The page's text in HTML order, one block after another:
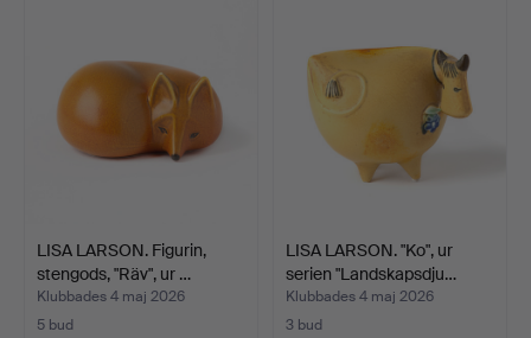
LISA LARSON. Figurin,
stengods, "Räv", ur …
Klubbades 4 maj 2026
5 bud
LISA LARSON. "Ko", ur
serien "Landskapsdju…
Klubbades 4 maj 2026
3 bud